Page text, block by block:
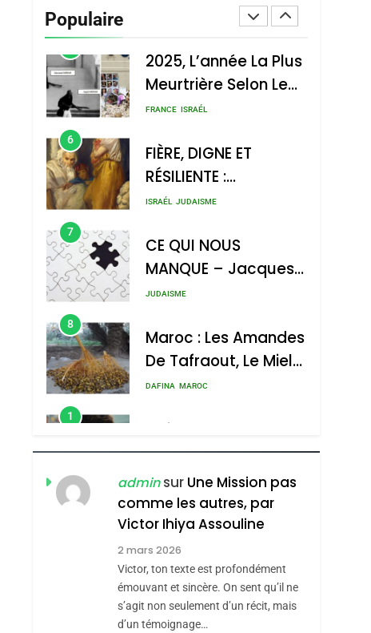
Populaire
S’étendre À 13 Pays
2025, L’année La Plus
Meurtrière Selon Le
Rapport D’ADL
L’antisémitisme
FRANCE ISRAÉL
6
FIÈRE, DIGNE ET
RÉSILIENTE :
POURQUOI JE
JUDAÏTE Par Thérèse
Zrihen-Dvir
ISRAÉL JUDAISME
7
CE QUI NOUS
MANQUE – Jacques
Hadida
JUDAISME
8
Maroc : Les Amandes
De Tafraout, Le Miel
De Tadla Azilal
DAFINA MAROC
1
Oeil Ravageur –
Vanessa De Loya
Stauber
CINEMA ISRAÉL
«Tu Dis Génocide, Je
Dis Guerre»: La
Nouvelle Chanson De
Boy George
ISRAÉL JUDAISME
Tout Sur La Nostalgie
adminsur Une Mission pas
comme les autres, par
Victor Ihiya Assouline
2 mars 2026
Victor, ton texte est profondément
émouvant et sincère. On sent qu’il ne
s’agit non seulement d’un récit, mais
d’un témoignage…